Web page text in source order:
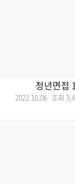
청년면접
2022.10.06 조회